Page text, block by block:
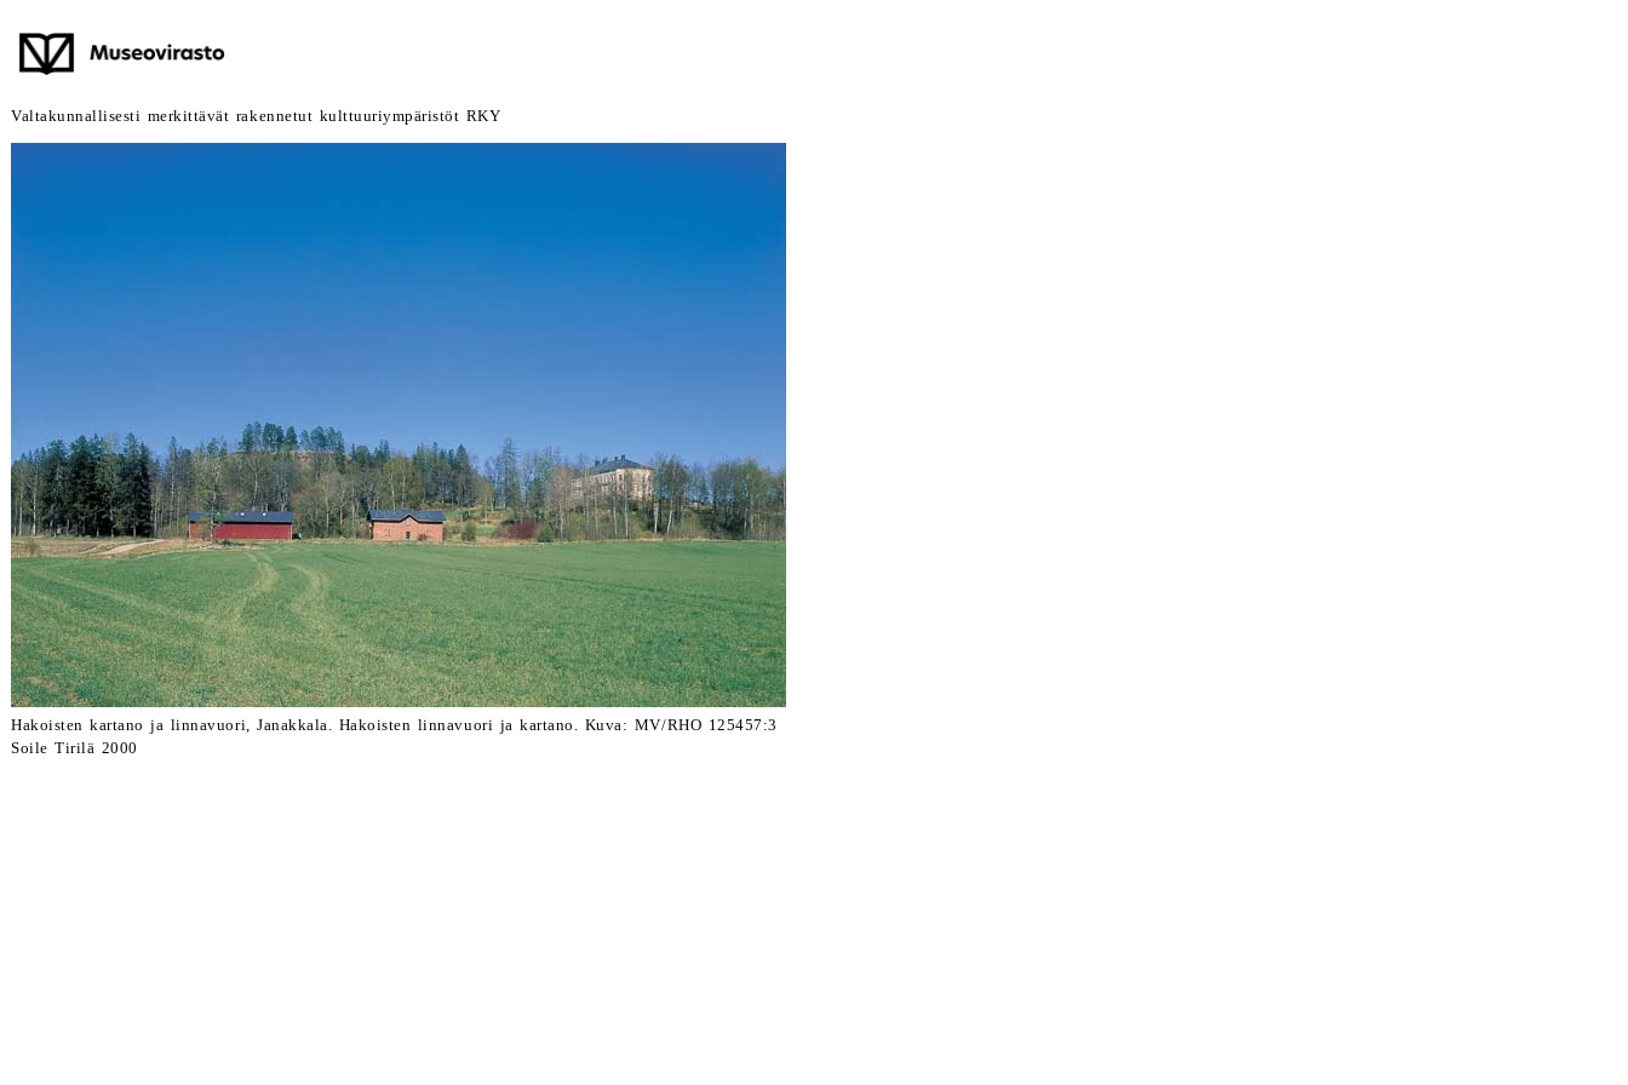
Valtakunnallisesti merkittävät rakennetut kulttuuriympäristöt RKY
Hakoisten kartano ja linnavuori, Janakkala. Hakoisten linnavuori ja kartano. Kuva: MV/RHO 125457:3
Soile Tirilä 2000